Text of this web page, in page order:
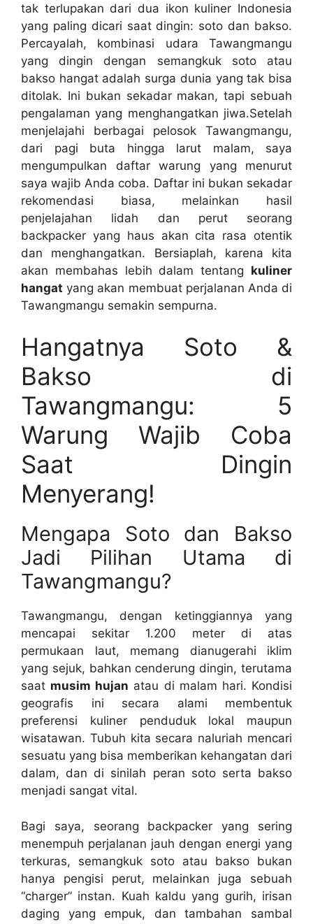
tak terlupakan dari dua ikon kuliner Indonesia
yang paling dicari saat dingin: soto dan bakso.
Percayalah, kombinasi udara Tawangmangu
yang dingin dengan semangkuk soto atau
bakso hangat adalah surga dunia yang tak bisa
ditolak. Ini bukan sekadar makan, tapi sebuah
pengalaman yang menghangatkan jiwa.Setelah
menjelajahi berbagai pelosok Tawangmangu,
dari pagi buta hingga larut malam, saya
mengumpulkan daftar warung yang menurut
saya wajib Anda coba. Daftar ini bukan sekadar
rekomendasi biasa, melainkan hasil
penjelajahan lidah dan perut seorang
backpacker yang haus akan cita rasa otentik
dan menghangatkan. Bersiaplah, karena kita
akan membahas lebih dalam tentang kuliner
hangat yang akan membuat perjalanan Anda di
Tawangmangu semakin sempurna.
Hangatnya Soto &
Bakso di
Tawangmangu: 5
Warung Wajib Coba
Saat Dingin
Menyerang!
Mengapa Soto dan Bakso
Jadi Pilihan Utama di
Tawangmangu?
Tawangmangu, dengan ketinggiannya yang
mencapai sekitar 1.200 meter di atas
permukaan laut, memang dianugerahi iklim
yang sejuk, bahkan cenderung dingin, terutama
saat musim hujan atau di malam hari. Kondisi
geografis ini secara alami membentuk
preferensi kuliner penduduk lokal maupun
wisatawan. Tubuh kita secara naluriah mencari
sesuatu yang bisa memberikan kehangatan dari
dalam, dan di sinilah peran soto serta bakso
menjadi sangat vital.
Bagi saya, seorang backpacker yang sering
menempuh perjalanan jauh dengan energi yang
terkuras, semangkuk soto atau bakso bukan
hanya pengisi perut, melainkan juga sebuah
“charger” instan. Kuah kaldu yang gurih, irisan
daging yang empuk, dan tambahan sambal